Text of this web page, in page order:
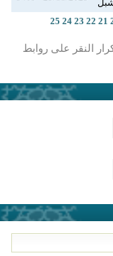
21
22
23
24
25
النقر على روابط